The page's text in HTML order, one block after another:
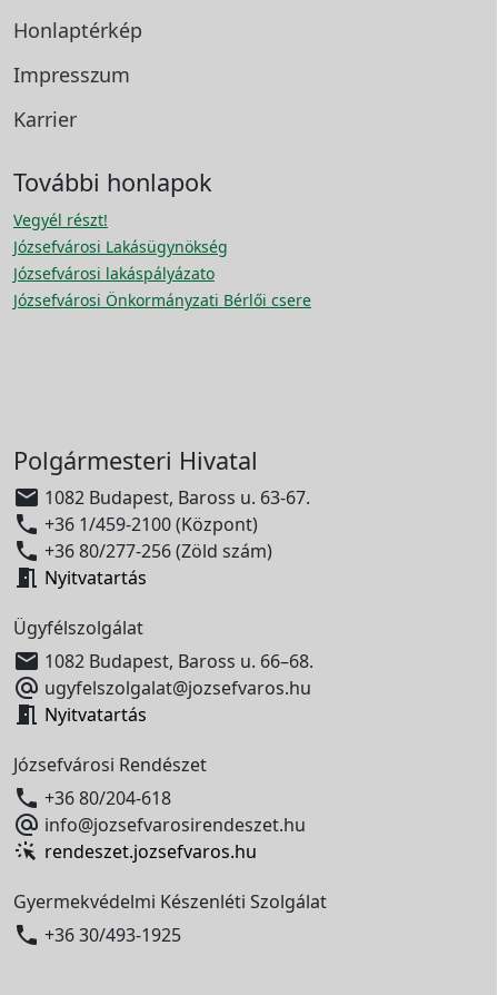
Honlaptérkép
Impresszum
Karrier
További honlapok
Vegyél részt!
Józsefvárosi Lakásügynökség
Józsefvárosi lakáspályázato
Józsefvárosi Önkormányzati Bérlői csere
Polgármesteri Hivatal
 1082 Budapest, Baross u. 63-67.
 +36 1/459-2100 (Központ)
 +36 80/277-256 (Zöld szám)
 Nyitvatartás
Ügyfélszolgálat
 1082 Budapest, Baross u. 66–68.
 ugyfelszolgalat@jozsefvaros.hu
 Nyitvatartás
Józsefvárosi Rendészet
 +36 80/204-618
 info@jozsefvarosirendeszet.hu
rendeszet.jozsefvaros.hu
Gyermekvédelmi Készenléti Szolgálat
 +36 30/493-1925